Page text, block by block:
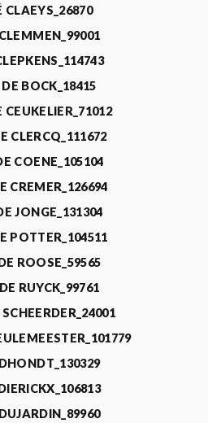
CLAEYS_26870
BOCK_18415
CEUKELIER_71012
CLERCQ_111672
COENE_105104
CREMER_126694
JONGE_131304
POTTER_104511
ROOSE_59565
RUYCK_99761